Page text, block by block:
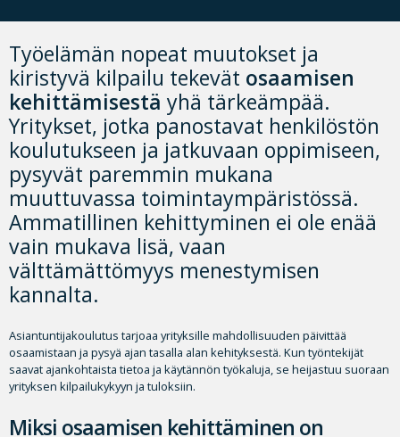
Työelämän nopeat muutokset ja
kiristyvä kilpailu tekevät osaamisen
kehittämisestä yhä tärkeämpää.
Yritykset, jotka panostavat henkilöstön
koulutukseen ja jatkuvaan oppimiseen,
pysyvät paremmin mukana
muuttuvassa toimintaympäristössä.
Ammatillinen kehittyminen ei ole enää
vain mukava lisä, vaan
välttämättömyys menestymisen
kannalta.
Asiantuntijakoulutus tarjoaa yrityksille mahdollisuuden päivittää
osaamistaan ja pysyä ajan tasalla alan kehityksestä. Kun työntekijät
saavat ajankohtaista tietoa ja käytännön työkaluja, se heijastuu suoraan
yrityksen kilpailukykyyn ja tuloksiin.
Miksi osaamisen kehittäminen on